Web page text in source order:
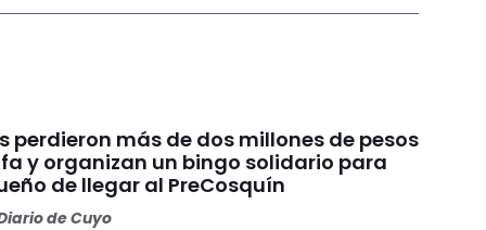
perdieron más de dos millones de pesos
y organizan un bingo solidario para
de llegar al PreCosquín
de Cuyo